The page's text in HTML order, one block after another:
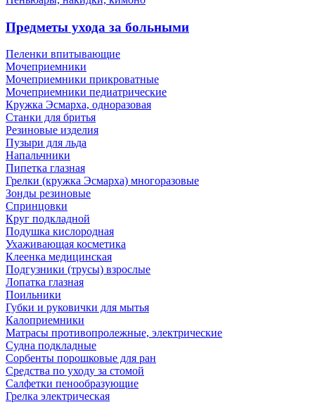
Предметы ухода за больными
Пеленки впитывающие
Мочеприемники
Мочеприемники прикроватные
Мочеприемники педиатрические
Кружка Эсмарха, одноразовая
Станки для бритья
Резиновые изделия
Пузыри для льда
Напальчники
Пипетка глазная
Грелки (кружка Эсмарха) многоразовые
Зонды резиновые
Спринцовки
Круг подкладной
Подушка кислородная
Ухаживающая косметика
Клеенка медицинская
Подгузники (трусы) взрослые
Лопатка глазная
Поильники
Губки и руковички для мытья
Калоприемники
Матрасы противопролежные, электрические
Судна подкладные
Сорбенты порошковые для ран
Средства по уходу за стомой
Салфетки пенообразующие
Грелка электрическая